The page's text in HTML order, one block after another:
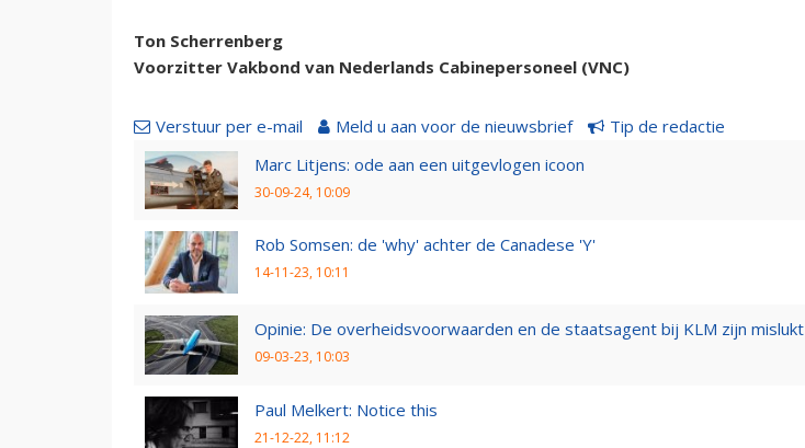
Ton Scherrenberg
Voorzitter Vakbond van Nederlands Cabinepersoneel (VNC)
Verstuur per e-mail Meld u aan voor de nieuwsbrief
Tip de redactie
Marc Litjens: ode aan een uitgevlogen icoon
30-09-24, 10:09
Rob Somsen: de 'why' achter de Canadese 'Y'
14-11-23, 10:11
Opinie: De overheidsvoorwaarden en de staatsagent bij KLM zijn mislukt
09-03-23, 10:03
Paul Melkert: Notice this
21-12-22, 11:12